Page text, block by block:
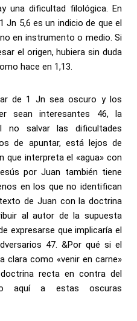
una dificultad filológica. En
Jn 5,6 es un indicio de que el
en instrumento o medio. Si
el origen, hubiera sin duda
hace en 1,13.
de 1 Jn sea oscuro y los
sean interesantes 46, la
no salvar las dificultades
de apuntar, está lejos de
que interpreta el «agua» con
por Juan también tiene
en los que no identifican
de Juan con la doctrina
al autor de la supuesta
expresarse que implicaría el
47. &Por qué si el
clara como «venir en carne»
recta en contra del
aquí a estas oscuras